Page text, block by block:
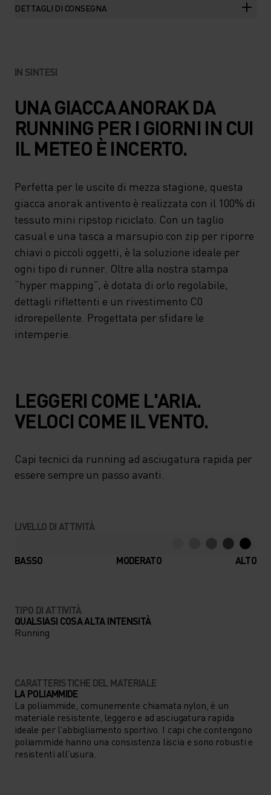
DETTAGLI DI CONSEGNA
IN SINTESI
UNA GIACCA ANORAK DA
RUNNING PER I GIORNI IN CUI
IL METEO È INCERTO.
Perfetta per le uscite di mezza stagione, questa
giacca anorak antivento è realizzata con il 100% di
tessuto mini ripstop riciclato. Con un taglio
casual e una tasca a marsupio con zip per riporre
chiavi o piccoli oggetti, è la soluzione ideale per
ogni tipo di runner. Oltre alla nostra stampa
“hyper mapping”, è dotata di orlo regolabile,
dettagli riflettenti e un rivestimento C0
idrorepellente. Progettata per sfidare le
intemperie.
LEGGERI COME L'ARIA.
VELOCI COME IL VENTO.
Capi tecnici da running ad asciugatura rapida per
essere sempre un passo avanti.
LIVELLO DI ATTIVITÀ
BASSO MODERATO ALTO
TIPO DI ATTIVITÀ
QUALSIASI COSA ALTA INTENSITÀ
Running
CARATTERISTICHE DEL MATERIALE
LA POLIAMMIDE
La poliammide, comunemente chiamata nylon, è un
materiale resistente, leggero e ad asciugatura rapida
ideale per l’abbigliamento sportivo. I capi che contengono
poliammide hanno una consistenza liscia e sono robusti e
resistenti all’usura.